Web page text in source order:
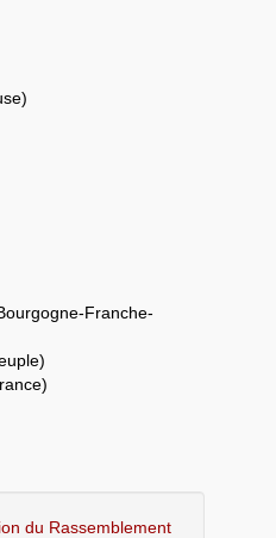
Franche-
du Rassemblement